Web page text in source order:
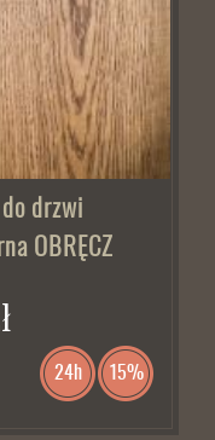
drzwi
OBRĘCZ
24h 15%